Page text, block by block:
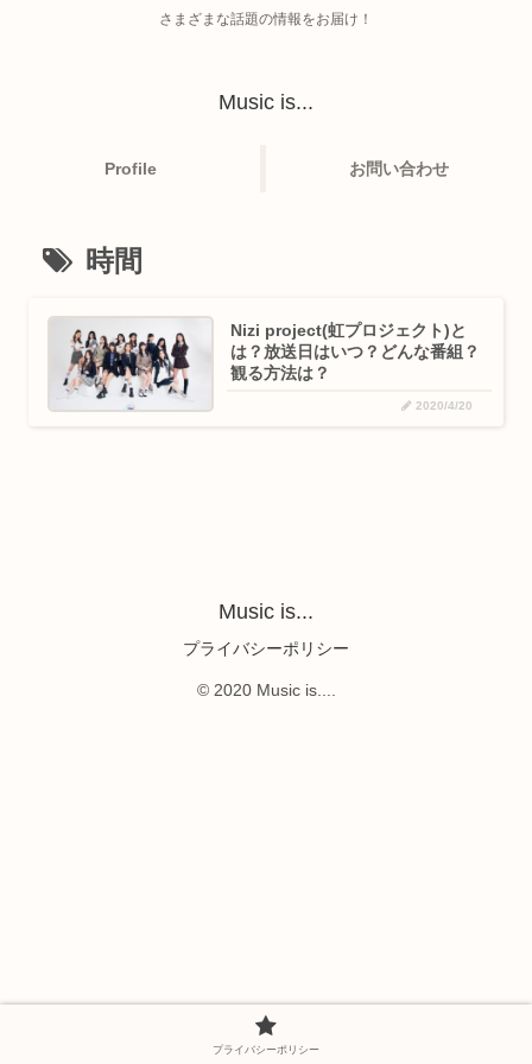
さまざまな話題の情報をお届け！
Music is...
Profile お問い合わせ
時間
Nizi project(虹プロジェクト)と
は？放送日はいつ？どんな番組？
観る方法は？
2020/4/20
Music is...
プライバシーポリシー
© 2020 Music is....
プライバシーポリシー